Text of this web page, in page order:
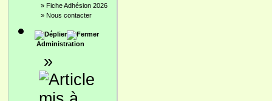
» Fiche Adhésion 2026
» Nous contacter
Administration
»